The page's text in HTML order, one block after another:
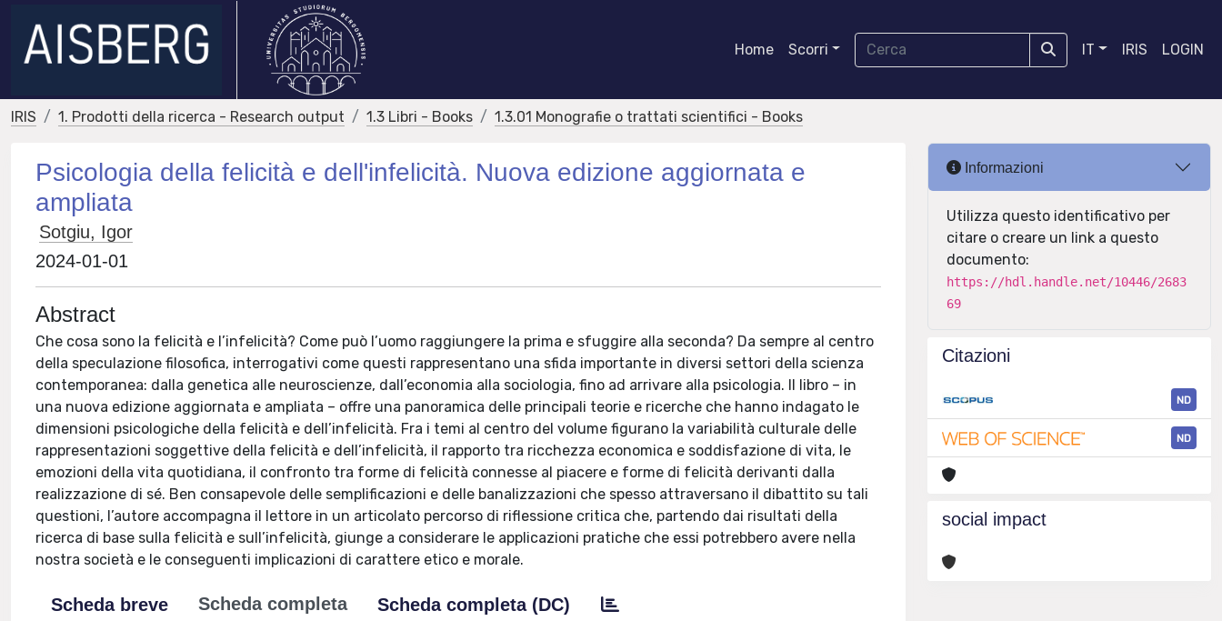
Home Scorri IT IRIS LOGIN
IRIS 1. Prodotti della ricerca - Research output 1.3 Libri - Books 1.3.01 Monografie o trattati scientifici - Books
Psicologia della felicità e dell'infelicità. Nuova edizione aggiornata e
ampliata
Sotgiu, Igor
2024-01-01
Abstract
Che cosa sono la felicità e l’infelicità? Come può l’uomo raggiungere la prima e sfuggire alla seconda? Da sempre al centro
della speculazione filosofica, interrogativi come questi rappresentano una sfida importante in diversi settori della scienza
contemporanea: dalla genetica alle neuroscienze, dall’economia alla sociologia, fino ad arrivare alla psicologia. Il libro – in
una nuova edizione aggiornata e ampliata – offre una panoramica delle principali teorie e ricerche che hanno indagato le
dimensioni psicologiche della felicità e dell’infelicità. Fra i temi al centro del volume figurano la variabilità culturale delle
rappresentazioni soggettive della felicità e dell’infelicità, il rapporto tra ricchezza economica e soddisfazione di vita, le
emozioni della vita quotidiana, il confronto tra forme di felicità connesse al piacere e forme di felicità derivanti dalla
realizzazione di sé. Ben consapevole delle semplificazioni e delle banalizzazioni che spesso attraversano il dibattito su tali
questioni, l’autore accompagna il lettore in un articolato percorso di riflessione critica che, partendo dai risultati della
ricerca di base sulla felicità e sull’infelicità, giunge a considerare le applicazioni pratiche che essi potrebbero avere nella
nostra società e le conseguenti implicazioni di carattere etico e morale.
Scheda breve Scheda completa Scheda completa (DC)
Informazioni
Utilizza questo identificativo per
citare o creare un link a questo
documento:
https://hdl.handle.net/10446/2683
69
Citazioni
ND
ND
social impact